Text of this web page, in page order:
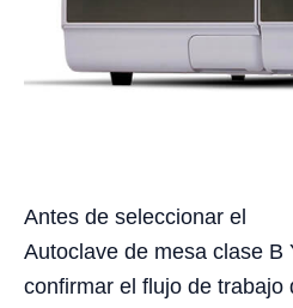
Antes de seleccionar el
Autoclave de mesa clase B
confirmar el flujo de trabajo